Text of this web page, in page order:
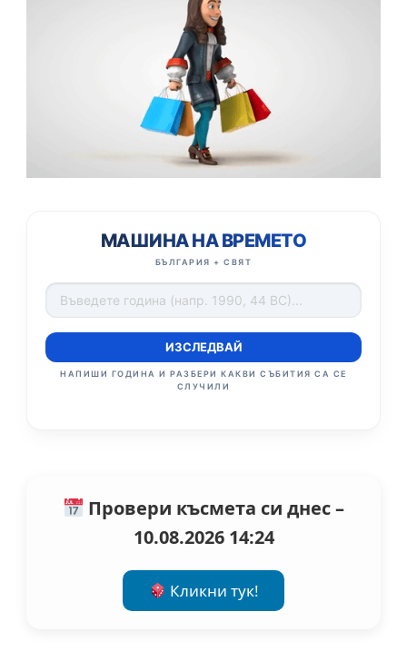
МАШИНА НА ВРЕМЕТО
БЪЛГАРИЯ + СВЯТ
ИЗСЛЕДВАЙ
НАПИШИ ГОДИНА И РАЗБЕРИ КАКВИ СЪБИТИЯ СА СЕ
СЛУЧИЛИ
Провери късмета си днес –
10.08.2026 14:24
Кликни тук!